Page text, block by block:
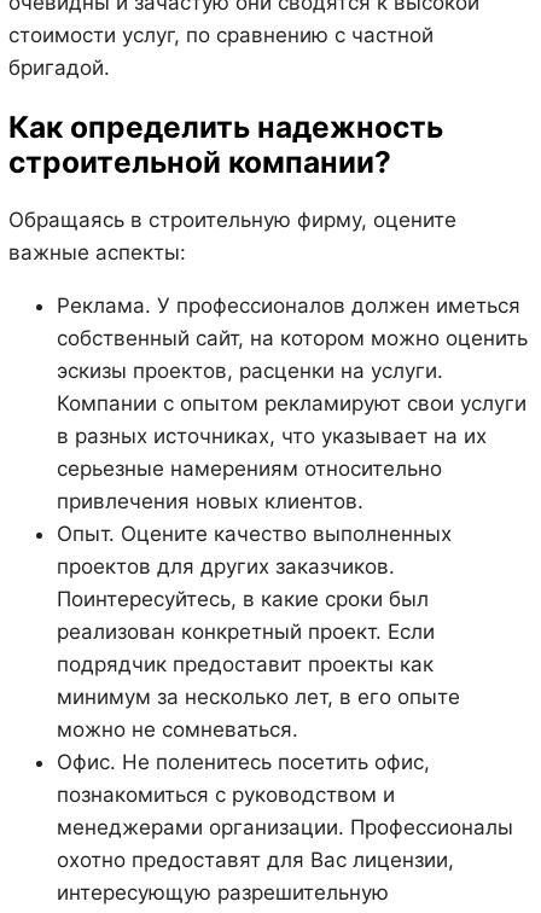
стоимости услуг, по сравнению с частной
бригадой.
Как определить надежность
строительной компании?
Обращаясь в строительную фирму, оцените
важные аспекты:
Реклама. У профессионалов должен иметься
собственный сайт, на котором можно оценить
эскизы проектов, расценки на услуги.
Компании с опытом рекламируют свои услуги
в разных источниках, что указывает на их
серьезные намерениям относительно
привлечения новых клиентов.
Опыт. Оцените качество выполненных
проектов для других заказчиков.
Поинтересуйтесь, в какие сроки был
реализован конкретный проект. Если
подрядчик предоставит проекты как
минимум за несколько лет, в его опыте
можно не сомневаться.
Офис. Не поленитесь посетить офис,
познакомиться с руководством и
менеджерами организации. Профессионалы
охотно предоставят для Вас лицензии,
интересующую разрешительную